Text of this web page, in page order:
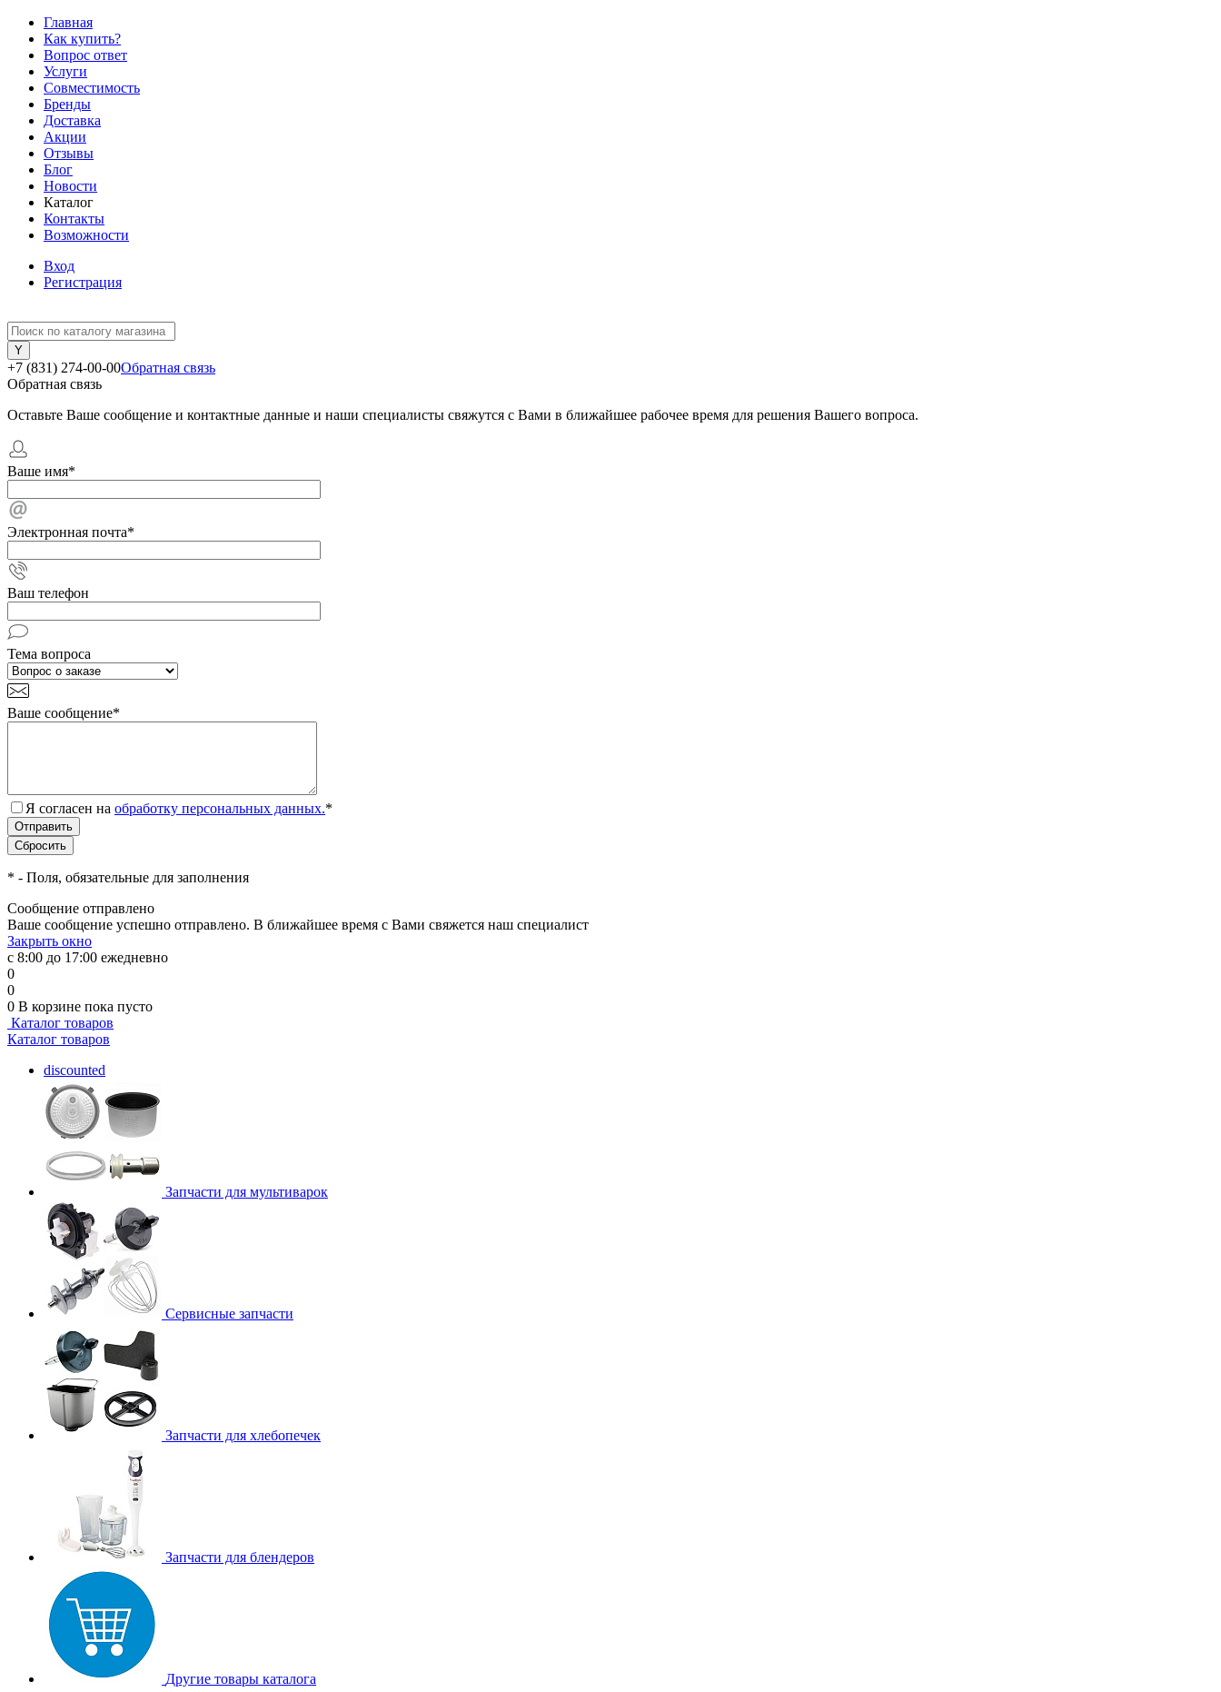
Главная
Как купить?
Вопрос ответ
Услуги
Совместимость
Бренды
Доставка
Акции
Отзывы
Блог
Новости
Каталог
Контакты
Возможности
Вход
Регистрация
+7 (831) 274-00-00Обратная связь
Обратная связь
Оставьте Ваше сообщение и контактные данные и наши специалисты свяжутся с Вами в ближайшее рабочее время для решения Вашего вопроса.
Ваше имя*
Электронная почта*
Ваш телефон
Тема вопроса
Ваше сообщение*
Я согласен на обработку персональных данных.*
* - Поля, обязательные для заполнения
Сообщение отправлено
Ваше сообщение успешно отправлено. В ближайшее время с Вами свяжется наш специалист
Закрыть окно
с 8:00 до 17:00 ежедневно
0
0
0 В корзине пока пусто
Каталог товаров
Каталог товаров
discounted
Запчасти для мультиварок
Сервисные запчасти
Запчасти для хлебопечек
Запчасти для блендеров
Другие товары каталога